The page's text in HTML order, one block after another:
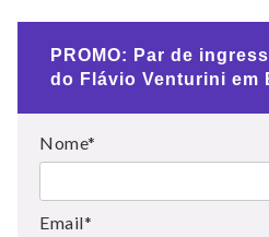
PROMO: Par de
do Flávio Venturini em
Nome*
Email*